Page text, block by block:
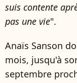
suis contente
pas une vie".
Anaïs Sanson
mois, jusqu'à
septembre